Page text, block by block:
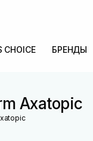
CHOICE БРЕНДЫ
Axatopic